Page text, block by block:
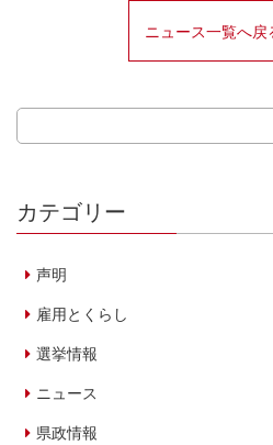
ニュース一覧へ戻
カテゴリー
声明
雇用とくらし
選挙情報
ニュース
県政情報